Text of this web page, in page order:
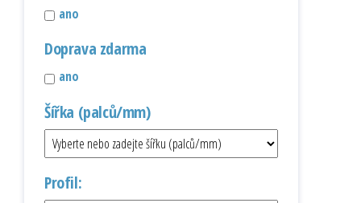
ano
Doprava zdarma
ano
Šířka (palců/mm)
Profil: